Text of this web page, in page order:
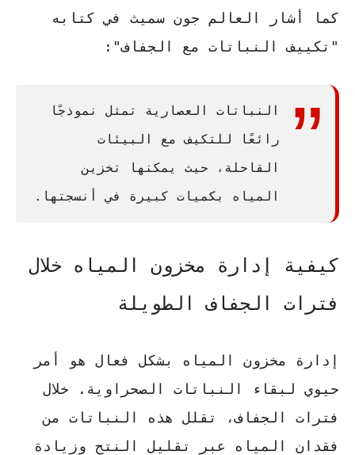
كما أشار العالم جون سميث في كتابه
"تكييف النباتات مع الجفاف":
النباتات العصارية تمثل نموذجًا
رائعًا للتكيف مع البيئات
القاحلة، حيث يمكنها تخزين
المياه بكميات كبيرة في أنسجتها.
كيفية إدارة مخزون المياه خلال
فترات الجفاف الطويلة
إدارة مخزون المياه بشكل فعال هو أمر
حيوي لبقاء النباتات الصحراوية. خلال
فترات الجفاف، تقلل هذه النباتات من
فقدان المياه عبر تقليل النتح وزيادة